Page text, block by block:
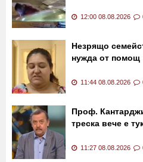
12:00 08.08.2026
Незрящо
нужда от помощ
11:44 08.08.2026
Проф.
треска вече е
11:27 08.08.2026